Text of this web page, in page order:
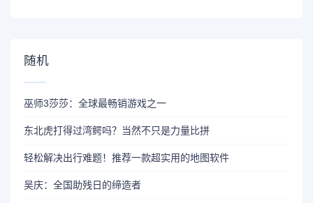
随机
巫师3莎莎：全球最畅销游戏之一
东北虎打得过湾鳄吗？当然不只是力量比拼
轻松解决出行难题！推荐一款超实用的地图软件
吴庆：全国助残日的缔造者